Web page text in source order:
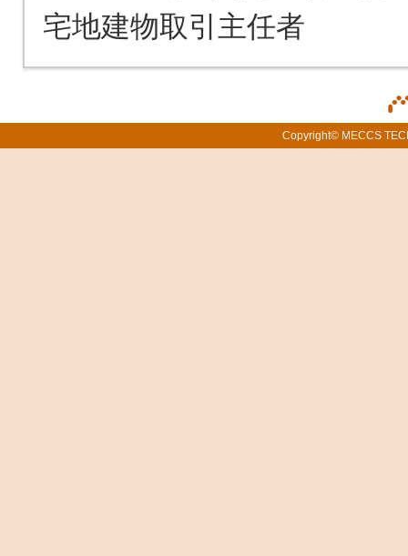
宅地建物取引主任者　　　
Copyright© MECCS